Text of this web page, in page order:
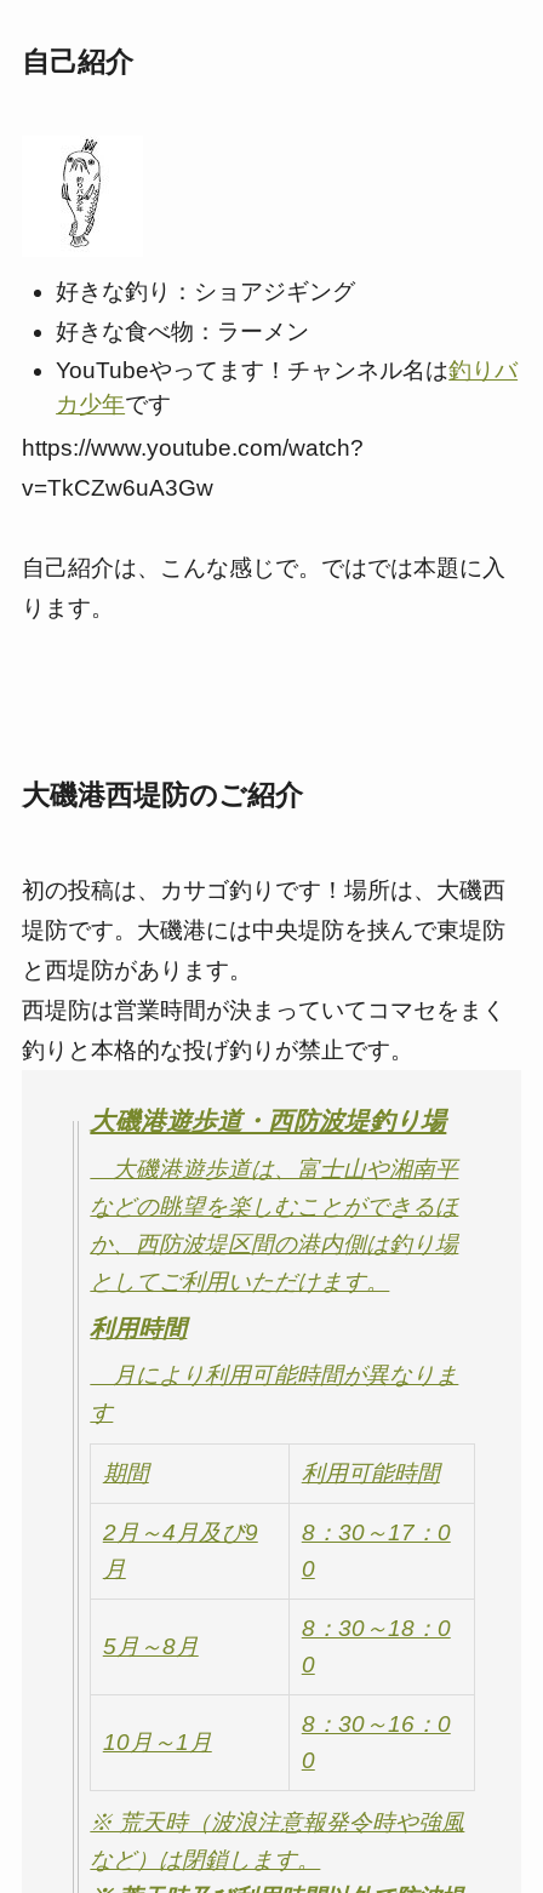
自己紹介
好きな釣り：ショアジギング
好きな食べ物：ラーメン
YouTubeやってます！チャンネル名は釣りバ
カ少年です
https://www.youtube.com/watch?
v=TkCZw6uA3Gw
自己紹介は、こんな感じで。ではでは本題に入
ります。
大磯港西堤防のご紹介
初の投稿は、カサゴ釣りです！場所は、大磯西
堤防です。大磯港には中央堤防を挟んで東堤防
と西堤防があります。
西堤防は営業時間が決まっていてコマセをまく
釣りと本格的な投げ釣りが禁止です。
大磯港遊歩道・西防波堤釣り場
大磯港遊歩道は、富士山や湘南平
などの眺望を楽しむことができるほ
か、西防波堤区間の港内側は釣り場
としてご利用いただけます。
利用時間
月により利用可能時間が異なりま
す
期間 利用可能時間
2月～4月及び9
月
8：30～17：0
0
5月～8月
8：30～18：0
0
10月～1月
8：30～16：0
0
※ 荒天時（波浪注意報発令時や強風
など）は閉鎖します。